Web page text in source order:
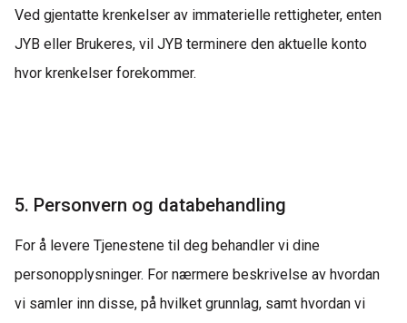
Ved gjentatte krenkelser av immaterielle rettigheter, enten
JYB eller Brukeres, vil JYB terminere den aktuelle konto
hvor krenkelser forekommer.
5. Personvern og databehandling
For å levere Tjenestene til deg behandler vi dine
personopplysninger. For nærmere beskrivelse av hvordan
vi samler inn disse, på hvilket grunnlag, samt hvordan vi